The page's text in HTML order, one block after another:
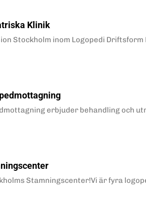
Klinik
Stockholm inom Logopedi
erbjuder behandling och
Stamningscenter!Vi är fyra